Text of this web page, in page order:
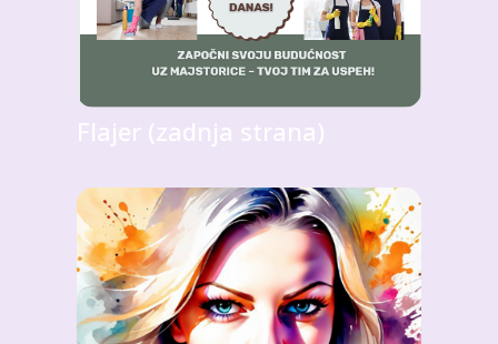
Flajer (zadnja strana)